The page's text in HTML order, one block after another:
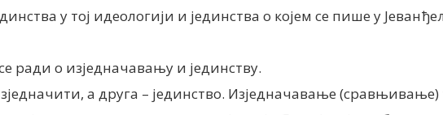
у тој идеологији и јединства о којем се пише у
ради о изједначавању и јединству.
а друга – јединство. Изједначавање (сравњивање)